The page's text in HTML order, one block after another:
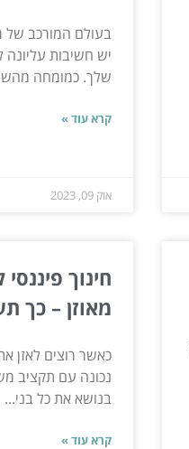
בעולם המורכב של
יש חשיבות עליונה
שלך. כמומחה
קרא עוד »
אוק 09, 2023
חינוך
מאוזן – כך
כאשר רוצים לאזן
נכונה עם תקציב
בנושא את כל בני...
קרא עוד »